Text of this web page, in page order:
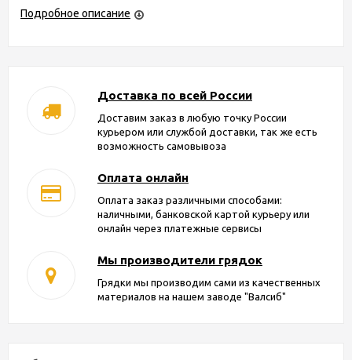
Подробное описание
Доставка по всей России
Доставим заказ в любую точку России
курьером или службой доставки, так же есть
возможность самовывоза
Оплата онлайн
Оплата заказ различными способами:
наличными, банковской картой курьеру или
онлайн через платежные сервисы
Мы производители грядок
Грядки мы производим сами из качественных
материалов на нашем заводе "Валсиб"